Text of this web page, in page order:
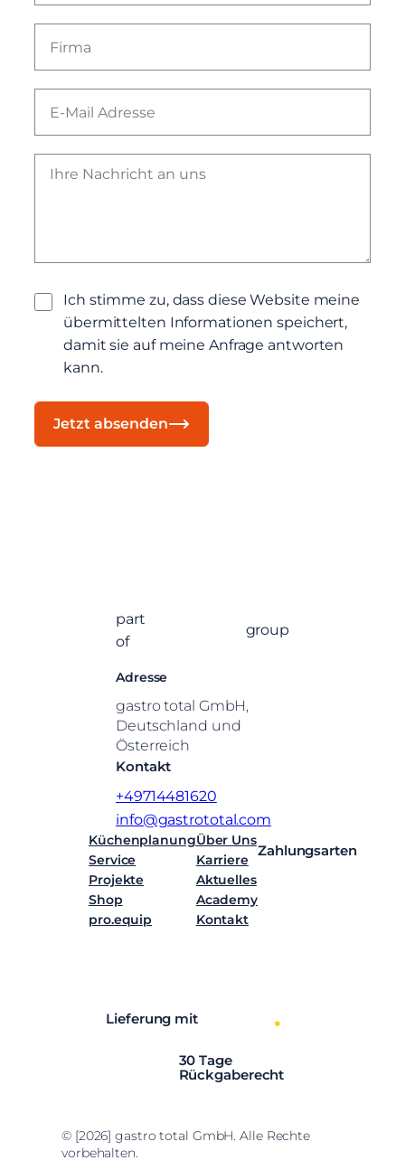
Ich stimme zu, dass diese Website meine
übermittelten Informationen speichert,
damit sie auf meine Anfrage antworten
kann.
Jetzt absenden
part
of
group
Adresse
gastro total GmbH,
Deutschland und
Österreich
Kontakt
+49714481620
info@gastrototal.com
Küchenplanung
Service
Projekte
Shop
pro.equip
Über Uns
Karriere
Aktuelles
Academy
Kontakt
Zahlungsarten
Lieferung mit
30 Tage
Rückgaberecht
© [2026] gastro total GmbH. Alle Rechte
vorbehalten.